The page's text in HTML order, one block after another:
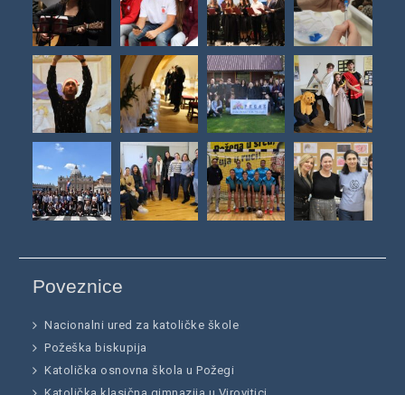
Poveznice
Nacionalni ured za katoličke škole
Požeška biskupija
Katolička osnovna škola u Požegi